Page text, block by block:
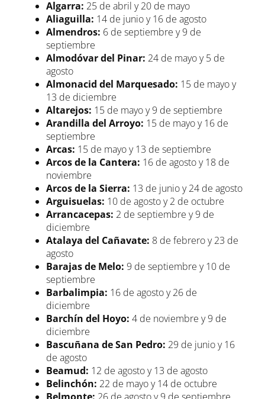
Algarra: 25 de abril y 20 de mayo
Aliaguilla: 14 de junio y 16 de agosto
Almendros: 6 de septiembre y 9 de
septiembre
Almodóvar del Pinar: 24 de mayo y 5 de
agosto
Almonacid del Marquesado: 15 de mayo y
13 de diciembre
Altarejos: 15 de mayo y 9 de septiembre
Arandilla del Arroyo: 15 de mayo y 16 de
septiembre
Arcas: 15 de mayo y 13 de septiembre
Arcos de la Cantera: 16 de agosto y 18 de
noviembre
Arcos de la Sierra: 13 de junio y 24 de agosto
Arguisuelas: 10 de agosto y 2 de octubre
Arrancacepas: 2 de septiembre y 9 de
diciembre
Atalaya del Cañavate: 8 de febrero y 23 de
agosto
Barajas de Melo: 9 de septiembre y 10 de
septiembre
Barbalimpia: 16 de agosto y 26 de
diciembre
Barchín del Hoyo: 4 de noviembre y 9 de
diciembre
Bascuñana de San Pedro: 29 de junio y 16
de agosto
Beamud: 12 de agosto y 13 de agosto
Belinchón: 22 de mayo y 14 de octubre